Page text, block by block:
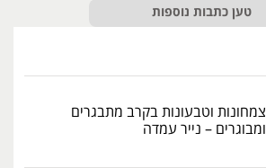
טען כתבות נוספות
צמחונות וטבעונות בקרב מתבגרים
ומבוגרים – נייר עמדה